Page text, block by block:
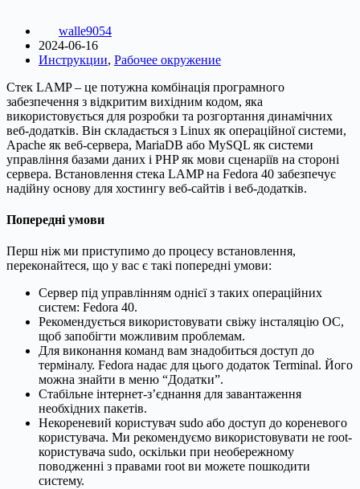
walle9054
2024-06-16
Инструкции, Рабочее окружение
Стек LAMP – це потужна комбінація програмного
забезпечення з відкритим вихідним кодом, яка
використовується для розробки та розгортання динамічних
веб-додатків. Він складається з Linux як операційної системи,
Apache як веб-сервера, MariaDB або MySQL як системи
управління базами даних і PHP як мови сценаріїв на стороні
сервера. Встановлення стека LAMP на Fedora 40 забезпечує
надійну основу для хостингу веб-сайтів і веб-додатків.
Попередні умови
Перш ніж ми приступимо до процесу встановлення,
переконайтеся, що у вас є такі попередні умови:
Сервер під управлінням однієї з таких операційних
систем: Fedora 40.
Рекомендується використовувати свіжу інсталяцію ОС,
щоб запобігти можливим проблемам.
Для виконання команд вам знадобиться доступ до
терміналу. Fedora надає для цього додаток Terminal. Його
можна знайти в меню “Додатки”.
Стабільне інтернет-з’єднання для завантаження
необхідних пакетів.
Некореневий користувач sudo або доступ до кореневого
користувача. Ми рекомендуємо використовувати не root-
користувача sudo, оскільки при необережному
поводженні з правами root ви можете пошкодити
систему.